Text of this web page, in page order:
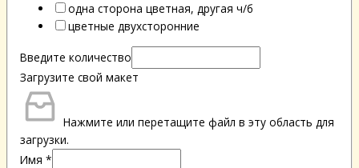
одна сторона цветная, другая ч/б
цветные двухсторонние
Введите количество
Загрузите свой макет
Нажмите или перетащите файл в эту область для
загрузки.
Имя *